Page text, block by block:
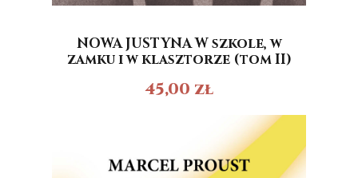
NOWA JUSTYNA W szkole, w
zamku i w klasztorze (tom II)
45,00 zł